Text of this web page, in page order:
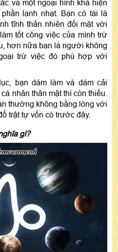
và một ngoại hình khá hiện
lạnh nhạt. Bạn có tài là
tĩnh thản nhiên đối mặt với
tốt công việc của mình trừ
hơn nữa bạn là người không
trừ việc đó phù hợp với
bạn dám làm và dám cải
nhân thân mật thì còn thiếu.
thường không bằng lòng với
trật tự vốn có trước đây.
gì?